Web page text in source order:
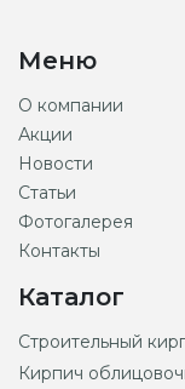
Меню
О компании
Акции
Новости
Статьи
Фотогалерея
Контакты
Каталог
Строительный
Кирпич